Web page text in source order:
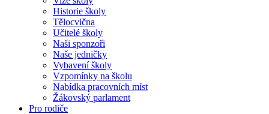
Historie školy
Tělocvična
Učitelé školy
Naši sponzoři
Naše jedničky
Vybavení školy
Vzpomínky na školu
Nabídka pracovních míst
Žákovský parlament
Pro rodiče